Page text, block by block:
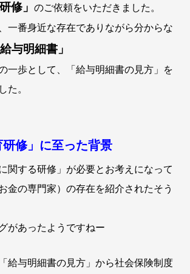
修」 のご依頼をいただきました。
一番身近な存在でありながら分からな
給与明細書」
一歩として、「給与明細書の見方」を
た。
研修」に至った背景
関する研修」が必要とお考えになって
金の専門家）の存在を紹介されたそう
があったようですねー
給与明細書の見方」から社会保険制度